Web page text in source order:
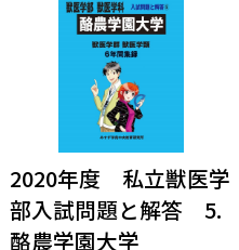
2020年度 私立獣医学
部入試問題と解答 5.
酪農学園大学